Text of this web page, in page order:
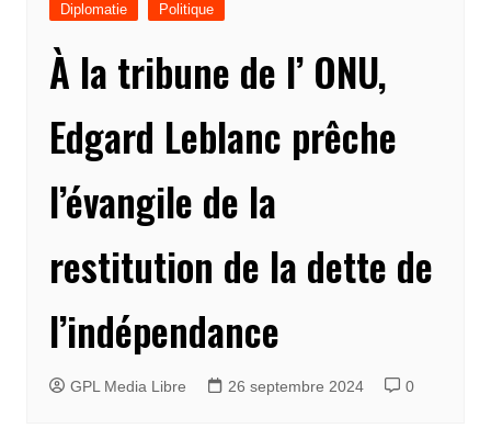
Diplomatie Politique
À la tribune de l’ ONU,
Edgard Leblanc prêche
l’évangile de la
restitution de la dette de
l’indépendance
GPL Media Libre 26 septembre 2024 0